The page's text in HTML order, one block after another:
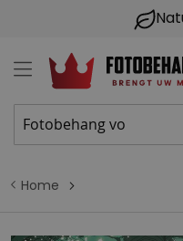
Natuurvriendelijk
Home